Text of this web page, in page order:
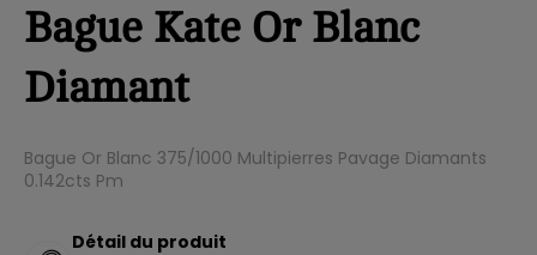
Bague Kate Or Blanc
Diamant
Bague Or Blanc 375/1000 Multipierres Pavage Diamants
0.142cts Pm
Détail du produit